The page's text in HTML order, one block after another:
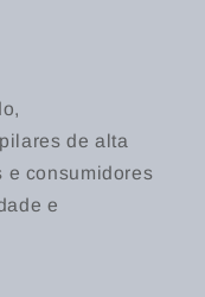
de alta
e consumidores
e